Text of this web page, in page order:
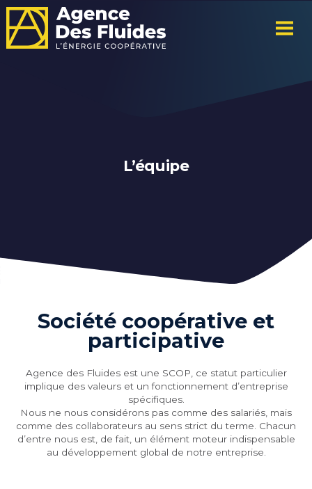
L’équipe
Société coopérative et
participative
Agence des Fluides est une SCOP, ce statut particulier
implique des valeurs et un fonctionnement d’entreprise
spécifiques.
Nous ne nous considérons pas comme des salariés, mais
comme des collaborateurs au sens strict du terme. Chacun
d’entre nous est, de fait, un élément moteur indispensable
au développement global de notre entreprise.